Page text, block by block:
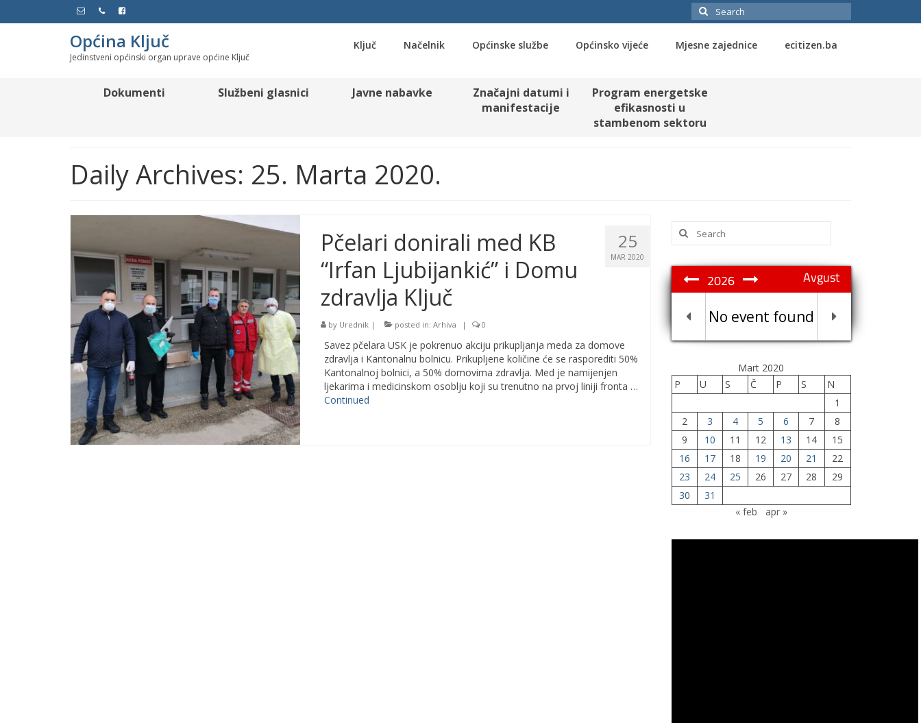
Search
for:
Općina Ključ
Jedinstveni općinski organ uprave općine Ključ
Ključ Načelnik Općinske službe Općinsko vijeće Mjesne zajednice ecitizen.ba
Dokumenti Službeni glasnici Javne nabavke
Značajni datumi i
manifestacije
Program energetske
efikasnosti u
stambenom sektoru
Daily Archives: 25. Marta 2020.
25
MAR 2020
Pčelari donirali med KB
“Irfan Ljubijankić” i Domu
zdravlja Ključ
by Urednik| posted in: Arhiva | 0
Savez pčelara USK je pokrenuo akciju prikupljanja meda za domove
zdravlja i Kantonalnu bolnicu. Prikupljene količine će se rasporediti 50%
Kantonalnoj bolnici, a 50% domovima zdravlja. Med je namijenjen
ljekarima i medicinskom osoblju koji su trenutno na prvoj liniji fronta …
Continued
Search
for:
Avgust
2026
No event found
Mart 2020
P
U S Č P S
N
1
2
3 4 5 6 7
8
9
10 11 12 13 14
15
16
17 18 19 20 21
22
23
24 25 26 27 28
29
30
31
« feb
apr »